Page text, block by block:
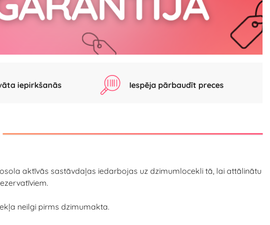
iepirkšanās Iespēja pārbaudīt preces
aktīvās sastāvdaļas iedarbojas uz dzimumlocekli tā, lai attālinātu
neilgi pirms dzimumakta.